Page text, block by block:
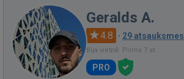
Geralds A.
4.8 · 29 atsauksmes
Bija vietnē: Pirms 7 st.
PRO